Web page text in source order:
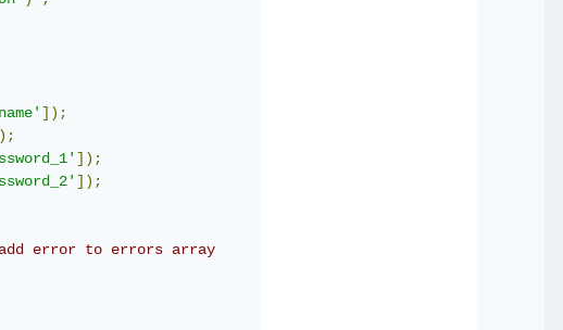
]);
]);
]);
error to errors array